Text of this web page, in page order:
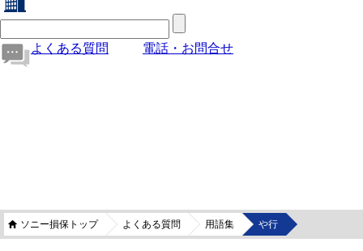
よくある質問 電話・お問合せ
ソニー損保トップ よくある質問 用語集 や行